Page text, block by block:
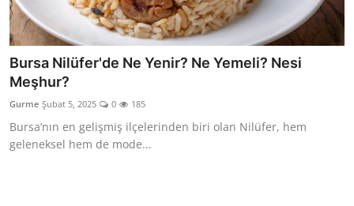
Bursa Nilüfer'de Ne Yenir? Ne Yemeli? Nesi
Meşhur?
Gurme Şubat 5, 2025 0 185
Bursa’nın en gelişmiş ilçelerinden biri olan Nilüfer, hem
geleneksel hem de mode...